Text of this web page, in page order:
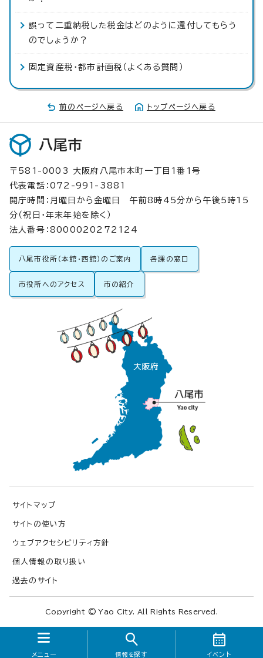
誤って二重納税した税金はどのように還付してもらう
のでしょうか？
固定資産税・都市計画税（よくある質問）
前のページへ戻る トップページへ戻る
メニュー 情報を探す イベント
八尾市
〒581-0003 大阪府八尾市本町一丁目1番1号
代表電話：072-991-3881
開庁時間：月曜日から金曜日 午前8時45分から午後5時15
分（祝日・年末年始を除く）
法人番号：8000020272124
八尾市役所（本館・西館）のご案内 各課の窓口
市役所へのアクセス 市の紹介
サイトマップ
サイトの使い方
ウェブアクセシビリティ方針
個人情報の取り扱い
過去のサイト
Copyright © Yao City. All Rights Reserved.